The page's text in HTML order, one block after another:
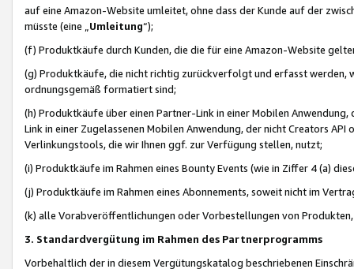
auf eine Amazon-Website umleitet, ohne dass der Kunde auf der
müsste (eine „ Umleitung“);
(f) Produktkäufe durch Kunden, die die für eine Amazon-Website
(g) Produktkäufe, die nicht richtig zurückverfolgt und erfasst werden,
ordnungsgemäß formatiert sind;
(h) Produktkäufe über einen Partner-Link in einer Mobilen
Link in einer Zugelassenen Mobilen Anwendung, der nicht Creators
Verlinkungstools, die wir Ihnen ggf. zur Verfügung stellen, nutzt;
(i) Produktkäufe im Rahmen eines Bounty Events (wie in Ziffer 4 (a)
(j) Produktkäufe im Rahmen eines Abonnements, soweit nicht im
(k) alle Vorabveröffentlichungen oder Vorbestellungen von
3. Standardvergütung im Rahmen des Partnerprogramms
Vorbehaltlich der in diesem Vergütungskatalog beschriebenen